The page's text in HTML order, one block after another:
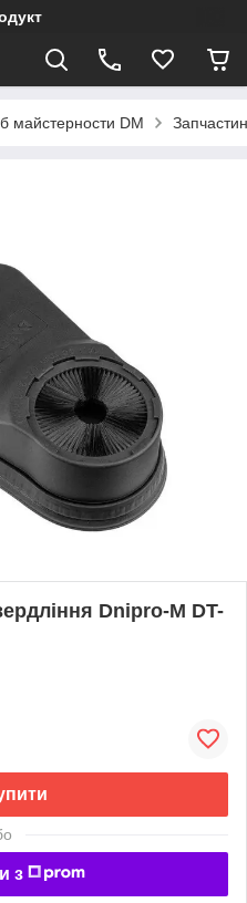
майстерности DM
Dnipro-M DT-
з